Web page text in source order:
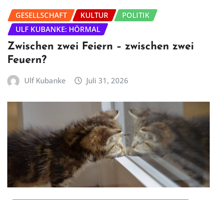
GESELLSCHAFT KULTUR
POLITIK
ULF KUBANKE: HÖRMAL
Zwischen zwei Feiern – zwischen zwei
Feuern?
Ulf Kubanke Juli 31, 2026